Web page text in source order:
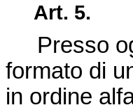
Art. 5.
Presso
formato di
in ordine